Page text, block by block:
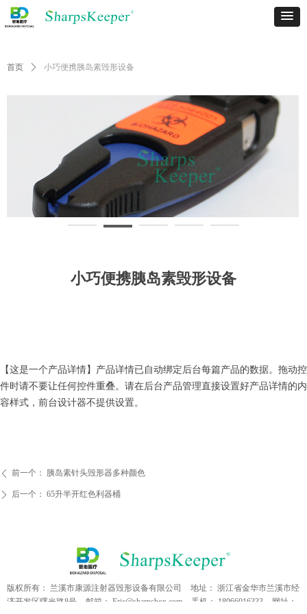
首页 ꄲ 小巧便携胰岛素毁形设备
小巧便携胰岛素毁形设备
ꄴ 前一个： 胰岛素针头毁形器多种颜色
ꄲ 后一个： 65升半开红色利器桶
【这是一个产品详情】产品详情已自动绑定后台每篇产品的数据。拖动控
件时请不要让任何控件重叠。请在后台产品管理直接设置好产品详情的内
容样式，前台设计器不提供设置。
版权所有： 兰溪市康源注射器毁形设备有限公司 地址： 浙江省金华市兰溪市经
济开发区曙光路8号
邮箱： Eric@sharpsbox.com 手机： 18966016333
网址：